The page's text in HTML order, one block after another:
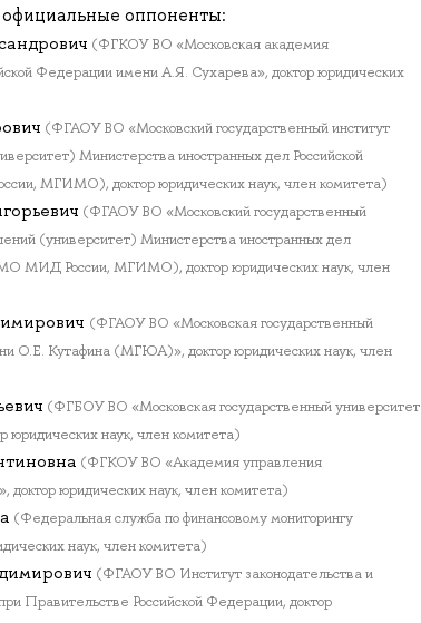
оппоненты:
(ФГКОУ ВО «Московская академия
Федерации имени А.Я. Сухарева», доктор юридических
(ФГАОУ ВО «Московский государственный институт
Министерства иностранных дел Российской
МГИМО), доктор юридических наук, член комитета)
(ФГАОУ ВО «Московский государственный
(университет) Министерства иностранных дел
МИД России, МГИМО), доктор юридических наук, член
(ФГАОУ ВО «Московская государственный
О.Е. Кутафина (МГЮА)», доктор юридических наук, член
(ФГБОУ ВО «Московская государственный университет
юридических наук, член комитета)
(ФГКОУ ВО «Академия управления
доктор юридических наук, член комитета)
(Федеральная служба по финансовому мониторингу
наук, член комитета)
(ФГАОУ ВО Институт законодательства и
Правительстве Российской Федерации, доктор